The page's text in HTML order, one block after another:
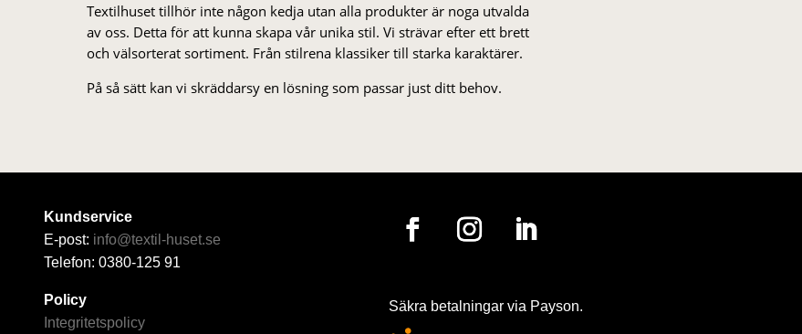
Textilhuset tillhör inte någon kedja utan alla produkter är noga utvalda
av oss. Detta för att kunna skapa vår unika stil. Vi strä­var efter ett brett
och välsorterat sor­ti­ment. Från stil­rena klas­siker till starka karaktärer.
På så sätt kan vi skräddarsy en lösning som passar just ditt behov.
Kundservice
E-post: info@textil-huset.se
Telefon: 0380-125 91
Policy
Integritetspolicy
Säkra betalningar via Payson.